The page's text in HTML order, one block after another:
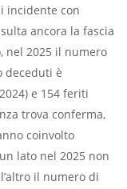
incidente con
ancora la fascia
nel 2025 il numero
deceduti è
e 154 feriti
trova conferma,
coinvolto
lato nel 2025 non
il numero di